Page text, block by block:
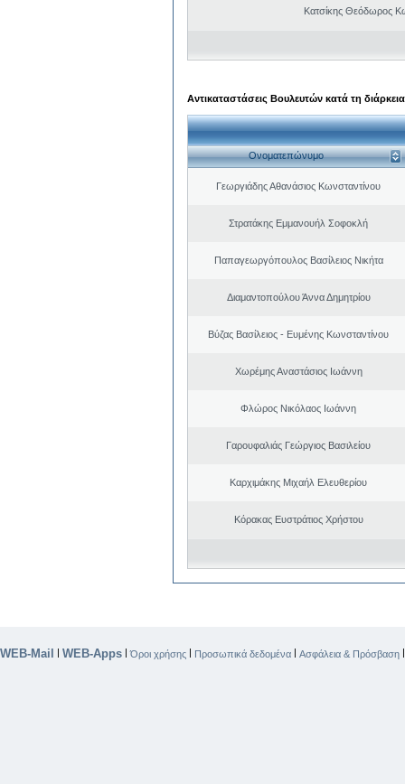
Κατσίκης Θεόδωρος
Αντικαταστάσεις Βουλευτών κατά τη
Ονοματεπώνυμο
Γεωργιάδης Αθανάσιος Κωνσταντίνου
Στρατάκης Εμμανουήλ Σοφοκλή
Παπαγεωργόπουλος Βασίλειος Νικήτα
Διαμαντοπούλου Άννα Δημητρίου
Βύζας Βασίλειος - Ευμένης Κωνσταντίνου
Χωρέμης Αναστάσιος Ιωάννη
Φλώρος Νικόλαος Ιωάννη
Γαρουφαλιάς Γεώργιος Βασιλείου
Καρχιμάκης Μιχαήλ Ελευθερίου
Κόρακας Ευστράτιος Χρήστου
WEB-Mail | WEB-Apps |Όροι χρήσης | Προσωπικά δεδομένα | Ασφάλεια & Πρόσβαση